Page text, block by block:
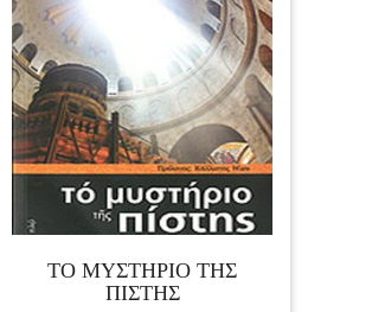
ΤΟ ΜΥΣΤΗΡΙΟ ΤΗΣ
ΠΙΣΤΗΣ